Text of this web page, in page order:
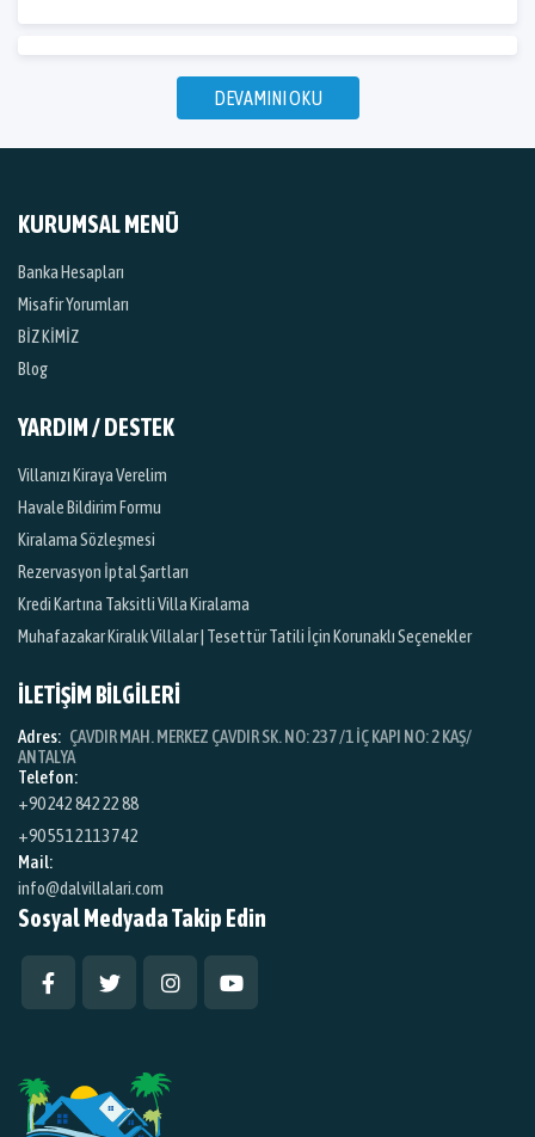
DEVAMINI OKU
KURUMSAL MENÜ
Banka Hesapları
Misafir Yorumları
BİZ KİMİZ
Blog
YARDIM / DESTEK
Villanızı Kiraya Verelim
Havale Bildirim Formu
Kiralama Sözleşmesi
Rezervasyon İptal Şartları
Kredi Kartına Taksitli Villa Kiralama
Muhafazakar Kiralık Villalar | Tesettür Tatili İçin Korunaklı Seçenekler
İLETİŞİM BİLGİLERİ
Adres: ÇAVDIR MAH. MERKEZ ÇAVDIR SK. NO: 237 /1 İÇ KAPI NO: 2 KAŞ/
ANTALYA
Telefon:
+90 242 842 22 88
+90 551 211 37 42
Mail:
info@dalvillalari.com
Sosyal Medyada Takip Edin